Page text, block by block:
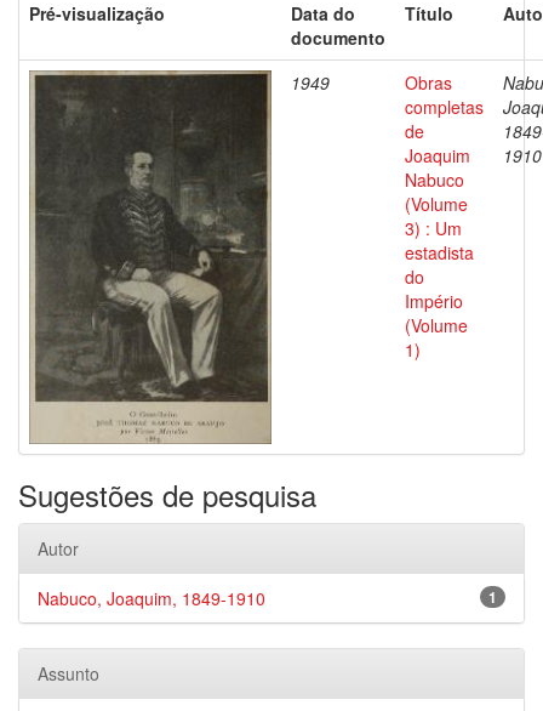
Pré-visualização
Data do
documento
Título
1949
Obras
completas
de
Joaquim
Nabuco
(Volume
3) : Um
estadista
do
Império
(Volume
1)
1910
Sugestões de pesquisa
Autor
1
Nabuco, Joaquim, 1849-1910
Assunto